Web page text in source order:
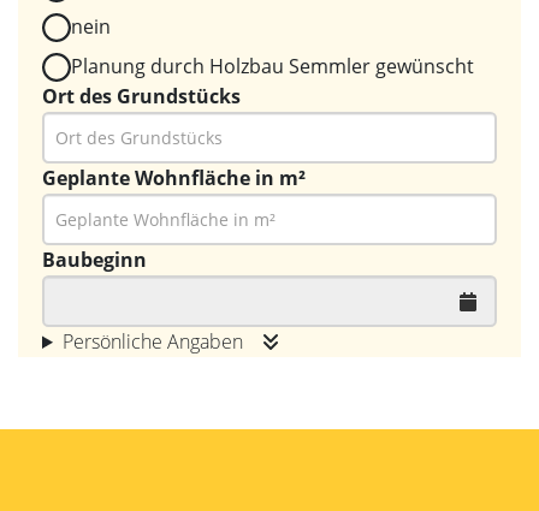
nein
Planung durch Holzbau Semmler gewünscht
Ort des Grundstücks
Geplante Wohnfläche in m²
Baubeginn
Persönliche Angaben